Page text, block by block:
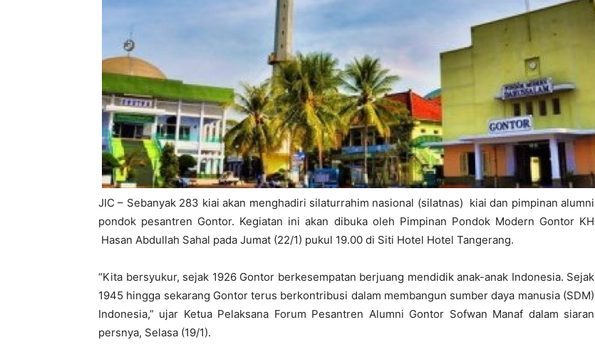
JIC – Sebanyak 283 kiai akan menghadiri silaturrahim nasional (silatnas) kiai dan pimpinan alumni
pondok pesantren Gontor. Kegiatan ini akan dibuka oleh Pimpinan Pondok Modern Gontor KH
Hasan Abdullah Sahal pada Jumat (22/1) pukul 19.00 di Siti Hotel Hotel Tangerang.
“Kita bersyukur, sejak 1926 Gontor berkesempatan berjuang mendidik anak-anak Indonesia. Sejak
1945 hingga sekarang Gontor terus berkontribusi dalam membangun sumber daya manusia (SDM)
Indonesia,” ujar Ketua Pelaksana Forum Pesantren Alumni Gontor Sofwan Manaf dalam siaran
persnya, Selasa (19/1).